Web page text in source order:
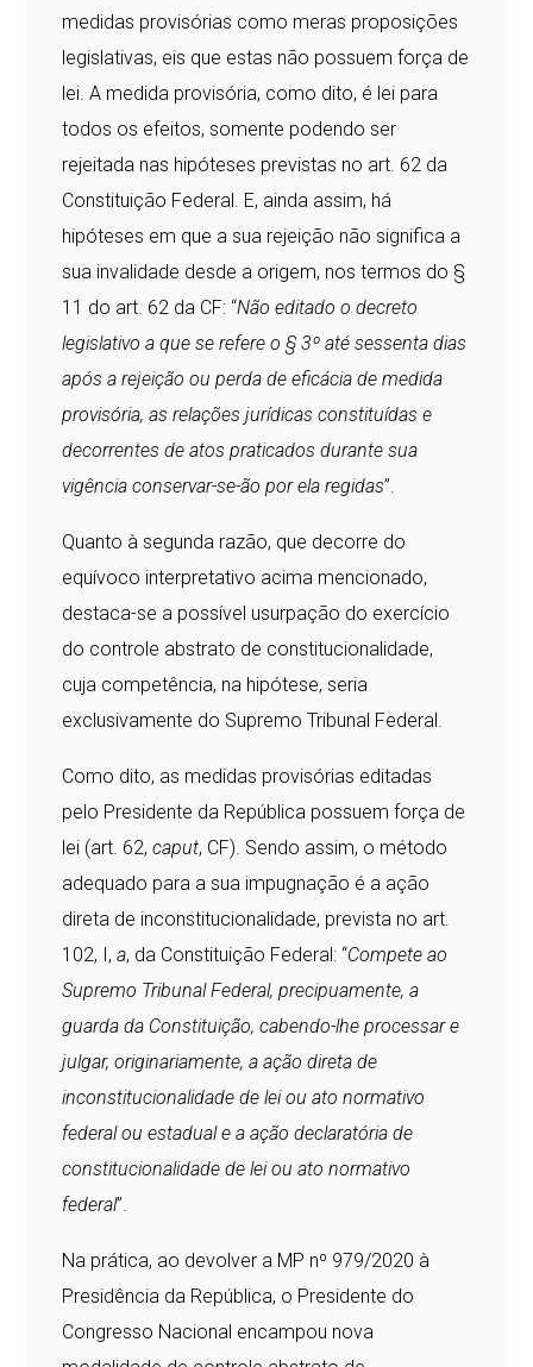
medidas provisórias como meras proposições
legislativas, eis que estas não possuem força de
lei. A medida provisória, como dito, é lei para
todos os efeitos, somente podendo ser
rejeitada nas hipóteses previstas no art. 62 da
Constituição Federal. E, ainda assim, há
hipóteses em que a sua rejeição não significa a
sua invalidade desde a origem, nos termos do §
11 do art. 62 da CF: “Não editado o decreto
legislativo a que se refere o § 3º até sessenta dias
após a rejeição ou perda de eficácia de medida
provisória, as relações jurídicas constituídas e
decorrentes de atos praticados durante sua
vigência conservar-se-ão por ela regidas”.
Quanto à segunda razão, que decorre do
equívoco interpretativo acima mencionado,
destaca-se a possível usurpação do exercício
do controle abstrato de constitucionalidade,
cuja competência, na hipótese, seria
exclusivamente do Supremo Tribunal Federal.
Como dito, as medidas provisórias editadas
pelo Presidente da República possuem força de
lei (art. 62,caput, CF). Sendo assim, o método
adequado para a sua impugnação é a ação
direta de inconstitucionalidade, prevista no art.
102, I,a, da Constituição Federal: “Compete ao
Supremo Tribunal Federal, precipuamente, a
guarda da Constituição, cabendo-lhe processar e
julgar, originariamente, a ação direta de
inconstitucionalidade de lei ou ato normativo
federal ou estadual e a ação declaratória de
constitucionalidade de lei ou ato normativo
federal”.
Na prática, ao devolver a MP nº 979/2020 à
Presidência da República, o Presidente do
Congresso Nacional encampou nova